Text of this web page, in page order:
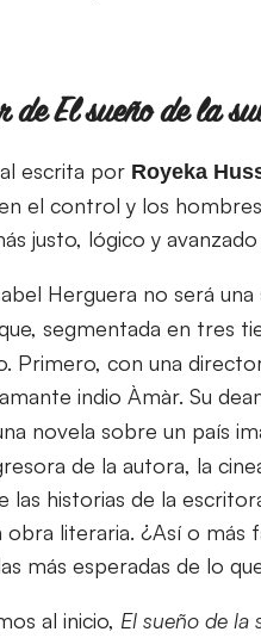
de El sueño de la
escrita por Royeka
el control y los
justo, lógico y
Herguera no será
segmentada en tres
Primero, con una
indio Àmàr. Su
novela sobre un país
de la autora, la
las historias de la
obra literaria. ¿Así o más
más esperadas de lo
al inicio, El sueño de la